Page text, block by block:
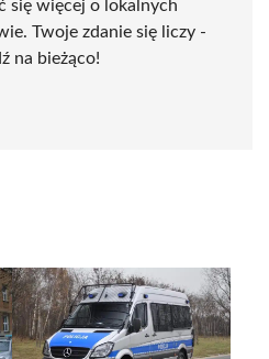
się więcej o lokalnych
Twoje zdanie się liczy -
na bieżąco!